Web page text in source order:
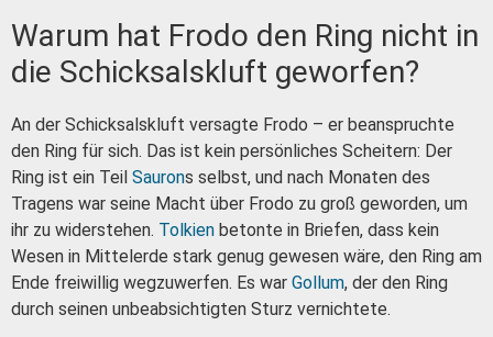
Warum hat Frodo den Ring nicht in
die Schicksalskluft geworfen?
An der Schicksalskluft versagte Frodo – er beanspruchte
den Ring für sich. Das ist kein persönliches Scheitern: Der
Ring ist ein Teil Saurons selbst, und nach Monaten des
Tragens war seine Macht über Frodo zu groß geworden, um
ihr zu widerstehen. Tolkien betonte in Briefen, dass kein
Wesen in Mittelerde stark genug gewesen wäre, den Ring am
Ende freiwillig wegzuwerfen. Es war Gollum, der den Ring
durch seinen unbeabsichtigten Sturz vernichtete.